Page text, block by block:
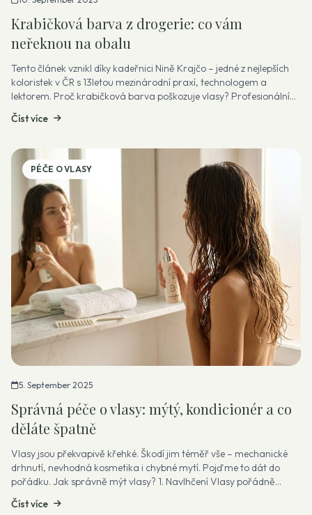
Krabičková barva z drogerie: co vám
neřeknou na obalu
Tento článek vznikl díky kadeřnici Nině Krajčo – jedné z nejlepších
koloristek v ČR s 13letou mezinárodní praxí, technologem a
lektorem. Proč krabičková barva poškozuje vlasy? Profesionální
barva uklá...
Číst více
PÉČE O VLASY
5. September 2025
Správná péče o vlasy: mýtý, kondicionér a co
děláte špatně
Vlasy jsou překvapivě křehké. Škodí jim téměř vše – mechanické
drhnutí, nevhodná kosmetika i chybné mytí. Pojďme to dát do
pořádku. Jak správně mýt vlasy? 1. Navlhčení Vlasy pořádně
namočte vodou příj...
Číst více